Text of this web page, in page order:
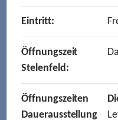
Eintritt:
Öffnungszeit
Stelenfeld:
Öffnungszeiten
Dauerausstellung